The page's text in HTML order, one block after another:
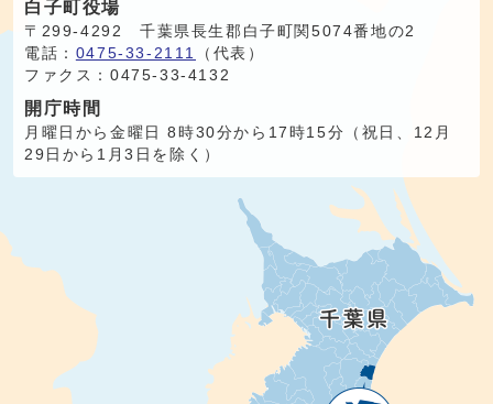
白子町役場
〒299-4292 千葉県長生郡白子町関5074番地の2
電話： 0475-33-2111
（代表）
ファクス：0475-33-4132
開庁時間
月曜日から金曜日 8時30分から17時15分（祝日、12月
29日から1月3日を除く）